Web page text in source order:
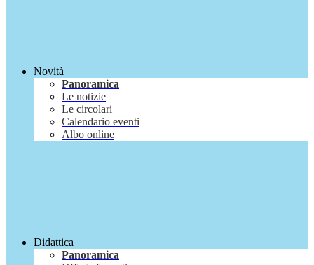
Novità
Panoramica
Le notizie
Le circolari
Calendario eventi
Albo online
Didattica
Panoramica